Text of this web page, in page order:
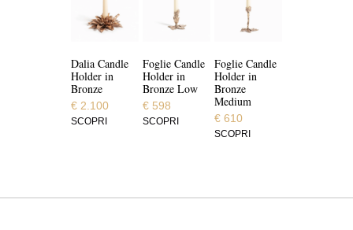
Dalia Candle
Holder in
Bronze
€ 2.100
SCOPRI
Foglie Candle
Holder in
Bronze Low
€ 598
SCOPRI
Foglie Candle
Holder in
Bronze
Medium
€ 610
SCOPRI